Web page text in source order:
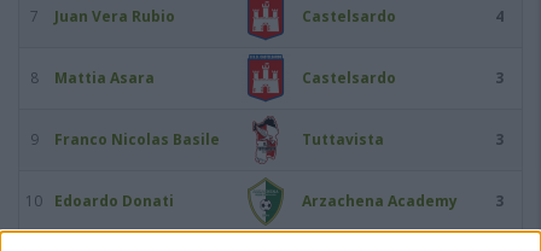
7 Juan Vera Rubio Castelsardo 4
8 Mattia Asara Castelsardo 3
9 Franco Nicolas Basile Tuttavista 3
10 Edoardo Donati Arzachena Academy 3